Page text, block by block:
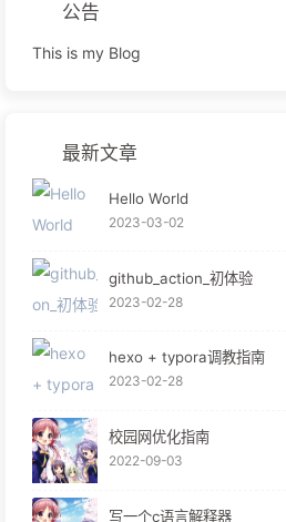
公告
This is my Blog
最新文章
Hello World
2023-03-02
github_action_初体验
2023-02-28
hexo + typora调教指南
2023-02-28
校园网优化指南
2022-09-03
写一个c语言解释器